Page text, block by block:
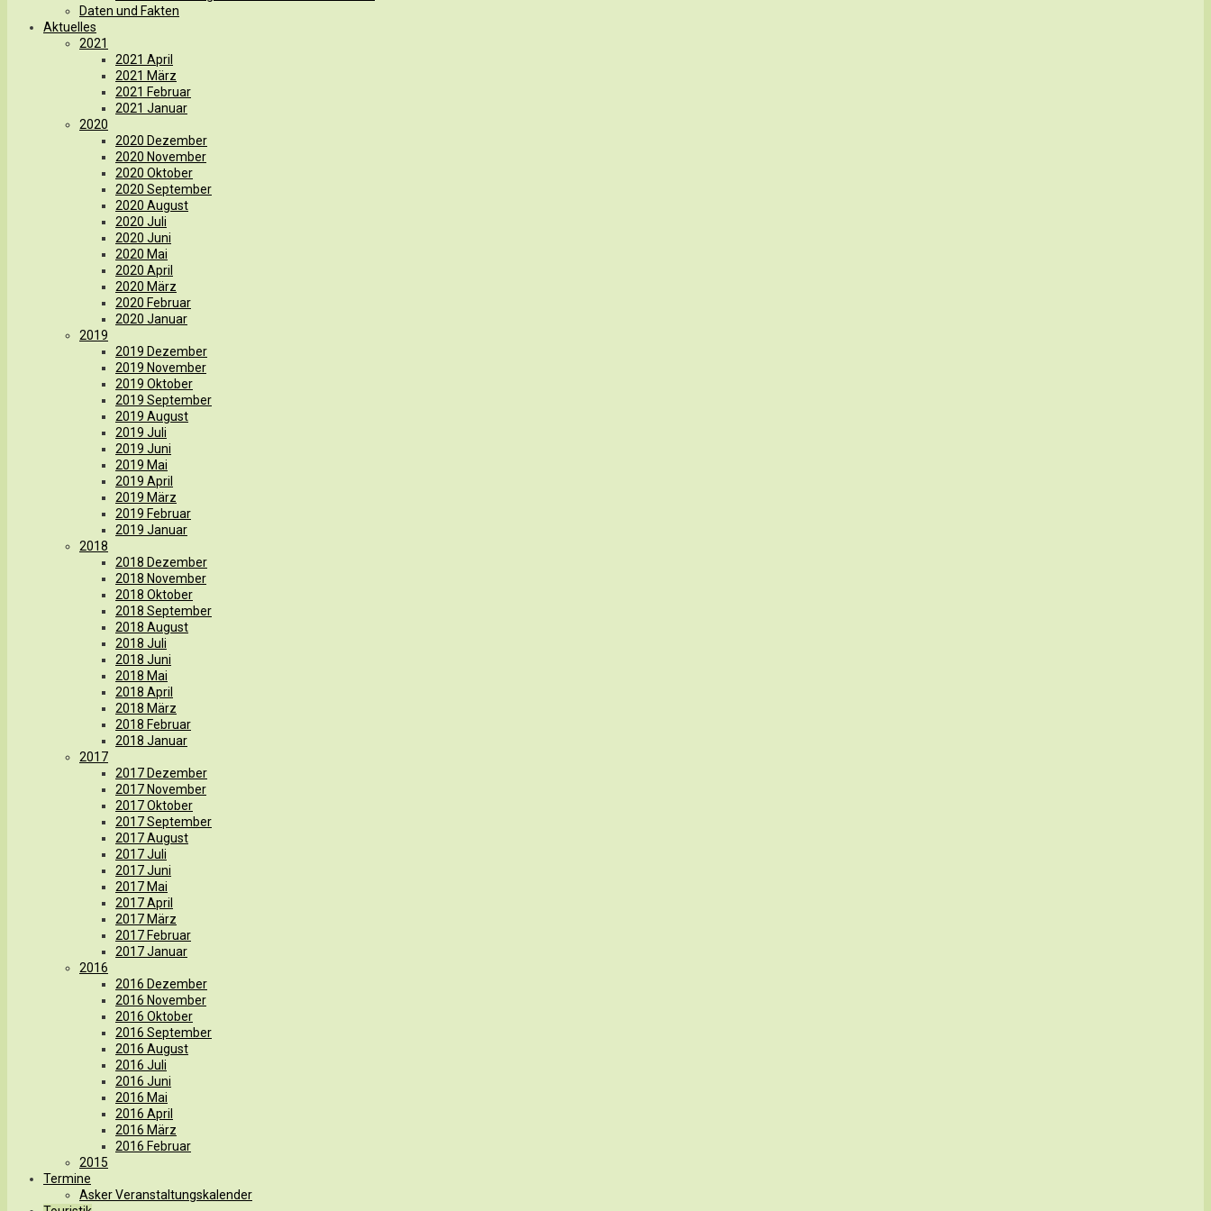
Daten und Fakten
Aktuelles
2021
2021 April
2021 März
2021 Februar
2021 Januar
2020
2020 Dezember
2020 November
2020 Oktober
2020 September
2020 August
2020 Juli
2020 Juni
2020 Mai
2020 April
2020 März
2020 Februar
2020 Januar
2019
2019 Dezember
2019 November
2019 Oktober
2019 September
2019 August
2019 Juli
2019 Juni
2019 Mai
2019 April
2019 März
2019 Februar
2019 Januar
2018
2018 Dezember
2018 November
2018 Oktober
2018 September
2018 August
2018 Juli
2018 Juni
2018 Mai
2018 April
2018 März
2018 Februar
2018 Januar
2017
2017 Dezember
2017 November
2017 Oktober
2017 September
2017 August
2017 Juli
2017 Juni
2017 Mai
2017 April
2017 März
2017 Februar
2017 Januar
2016
2016 Dezember
2016 November
2016 Oktober
2016 September
2016 August
2016 Juli
2016 Juni
2016 Mai
2016 April
2016 März
2016 Februar
2015
Termine
Asker Veranstaltungskalender